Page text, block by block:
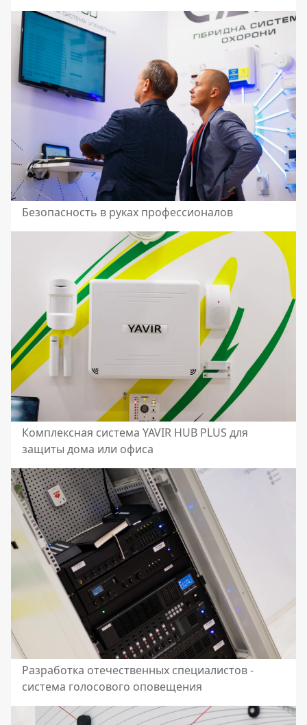
Безопасность в руках профессионалов
Комплексная система YAVIR HUB PLUS для
защиты дома или офиса
Разработка отечественных специалистов -
система голосового оповещения